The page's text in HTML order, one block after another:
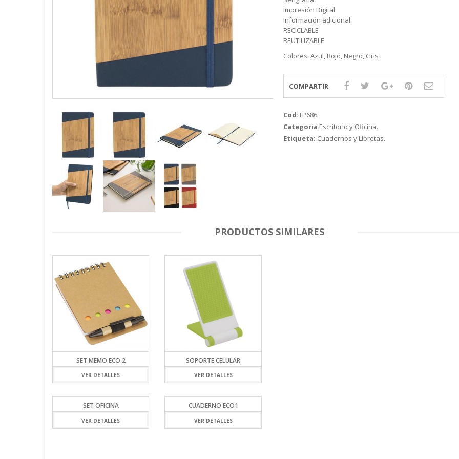
GOURMET Y BBQ
ACCESORIOS AUTO
GALVANOS Y MEDALLAS
Impresión Digital
Información adicional:
RECICLABLE
REUTILIZABLE
Colores: Azul, Rojo, Negro, Gris
COMPARTIR
Cod:TP686.
Categoria Escritorio y Oficina.
Etiqueta: Cuadernos y Libretas.
PRODUCTOS SIMILARES
SET MEMO ECO 2
VER DETALLES
SOPORTE CELULAR
VER DETALLES
SET OFICINA
VER DETALLES
CUADERNO ECO1
VER DETALLES